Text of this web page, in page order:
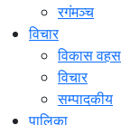
रगंमञ्च
विचार
विकास वहस
विचार
सम्पादकीय
पालिका